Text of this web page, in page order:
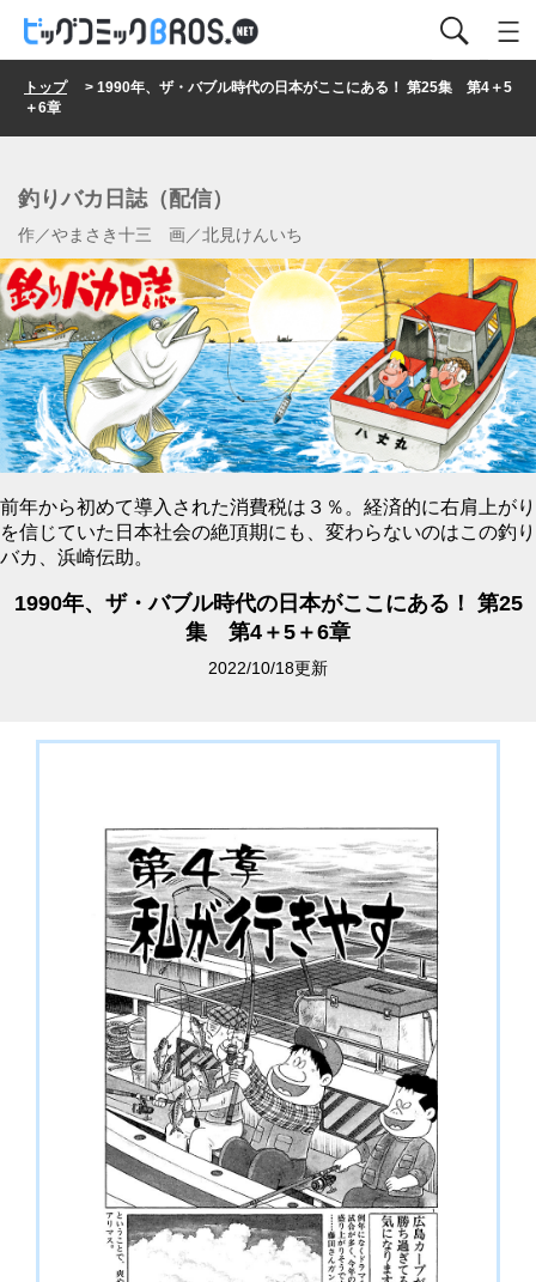
トップ> 1990年、ザ・バブル時代の日本がここにある！ 第25集 第4＋5
＋6章
釣りバカ日誌（配信）
作／やまさき十三 画／北見けんいち
前年から初めて導入された消費税は３％。経済的に右肩上がり
を信じていた日本社会の絶頂期にも、変わらないのはこの釣り
バカ、浜崎伝助。
1990年、ザ・バブル時代の日本がここにある！ 第25
集 第4＋5＋6章
2022/10/18更新